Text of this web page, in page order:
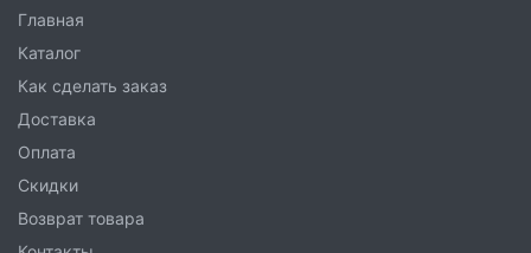
Главная
Каталог
Как сделать заказ
Доставка
Оплата
Скидки
Возврат товара